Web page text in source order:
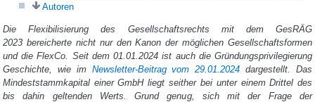
Autoren
Die Flexibilisierung des Gesellschaftsrechts mit demGesRÄG
2023bereicherte nicht nur den Kanon der möglichen Gesellschaftsformen
und die FlexCo. Seit dem 01.01.2024 ist auch die Gründungsprivilegierung
Geschichte, wie im Newsletter-Beitrag vom 29.01.2024 dargestellt. Das
Mindeststammkapital einer GmbH liegt seither bei unter einem Drittel des
bis dahin geltenden Werts. Grund genug, sich mit der Frage der